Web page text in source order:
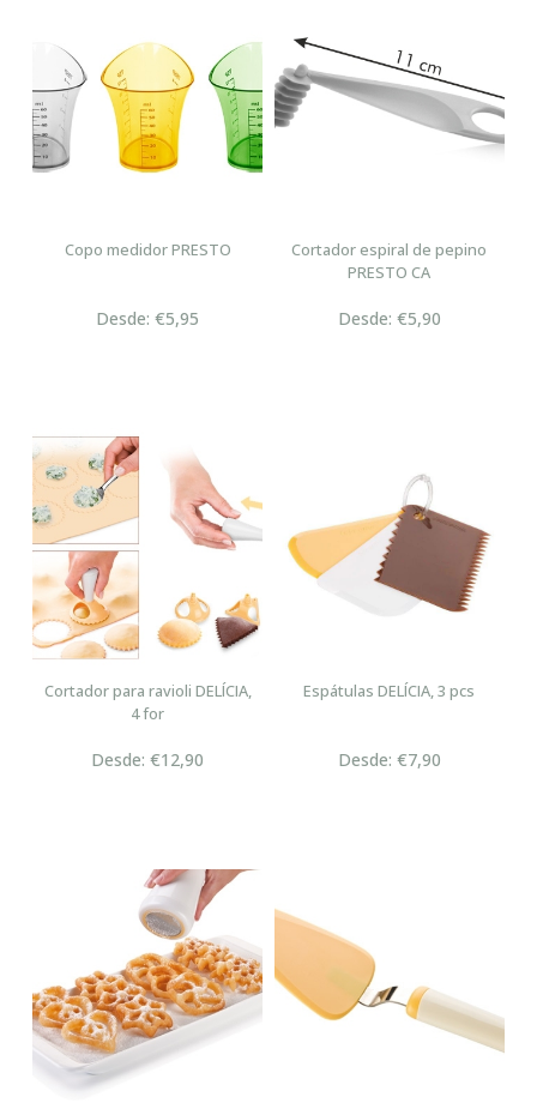
Copo medidor PRESTO
Desde: €5,95
Cortador espiral de pepino
PRESTO CA
Desde: €5,90
Cortador para ravioli DELÍCIA,
4 for
Desde: €12,90
Espátulas DELÍCIA, 3 pcs
Desde: €7,90